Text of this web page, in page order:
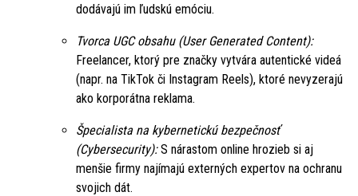
dodávajú im ľudskú emóciu.
Tvorca UGC obsahu (User Generated Content):
Freelancer, ktorý pre značky vytvára autentické videá
(napr. na TikTok či Instagram Reels), ktoré nevyzerajú
ako korporátna reklama.
Špecialista na kybernetickú bezpečnosť
(Cybersecurity):S nárastom online hrozieb si aj
menšie firmy najímajú externých expertov na ochranu
svojich dát.